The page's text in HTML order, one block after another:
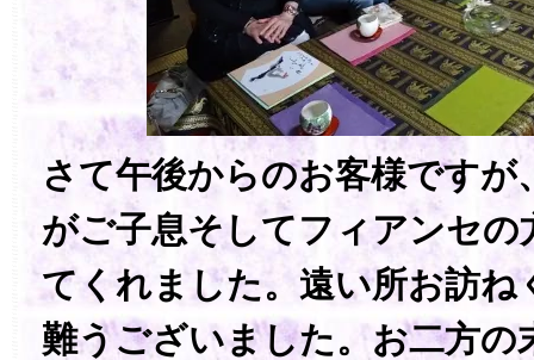
さて午後からのお客様ですが
がご子息そしてフィアンセの
てくれました。遠い所お訪ね
難うございました。お二方の